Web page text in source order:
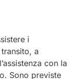
i
a
con la
Sono previste